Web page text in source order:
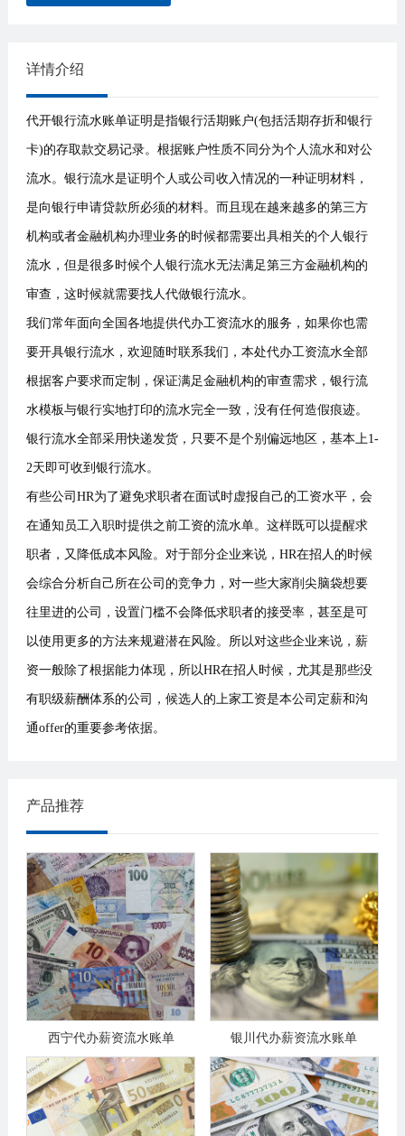
详情介绍
代开银行流水账单证明是指银行活期账户(包括活期存折和银行
卡)的存取款交易记录。根据账户性质不同分为个人流水和对公
流水。银行流水是证明个人或公司收入情况的一种证明材料，
是向银行申请贷款所必须的材料。而且现在越来越多的第三方
机构或者金融机构办理业务的时候都需要出具相关的个人银行
流水，但是很多时候个人银行流水无法满足第三方金融机构的
审查，这时候就需要找人代做银行流水。
我们常年面向全国各地提供代办工资流水的服务，如果你也需
要开具银行流水，欢迎随时联系我们，本处代办工资流水全部
根据客户要求而定制，保证满足金融机构的审查需求，银行流
水模板与银行实地打印的流水完全一致，没有任何造假痕迹。
银行流水全部采用快递发货，只要不是个别偏远地区，基本上1-
2天即可收到银行流水。
有些公司HR为了避免求职者在面试时虚报自己的工资水平，会
在通知员工入职时提供之前工资的流水单。这样既可以提醒求
职者，又降低成本风险。对于部分企业来说，HR在招人的时候
会综合分析自己所在公司的竞争力，对一些大家削尖脑袋想要
往里进的公司，设置门槛不会降低求职者的接受率，甚至是可
以使用更多的方法来规避潜在风险。所以对这些企业来说，薪
资一般除了根据能力体现，所以HR在招人时候，尤其是那些没
有职级薪酬体系的公司，候选人的上家工资是本公司定薪和沟
通offer的重要参考依据。
产品推荐
西宁代办薪资流水账单 银川代办薪资流水账单